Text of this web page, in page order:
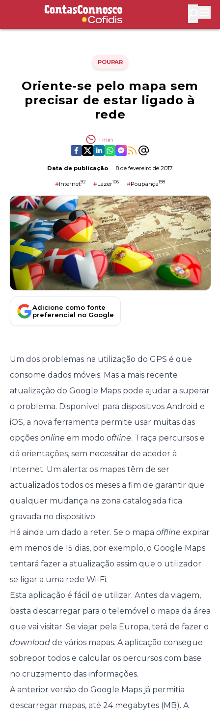
Contas Connosco by Cofidis
POUPAR
Oriente-se pelo mapa sem
precisar de estar ligado à
rede
1 min
Data de publicação 8 de fevereiro de 2017
#Internet92 #Lazer106 #Poupança198
Adicione como fonte
preferencial no Google
Um dos problemas na utilização do GPS é que
consome dados móveis. Mas a mais recente
atualização do Google Maps pode ajudar a superar
o problema. Disponível para dispositivos Android e
iOS, a nova ferramenta permite usar muitas das
opções online em modo offline. Traça percursos e
dá orientações, sem necessitar de aceder à
Internet. Um alerta: os mapas têm de ser
actualizados todos os meses a fim de garantir que
qualquer mudança na zona catalogada fica
gravada no dispositivo.
Há ainda um dado a reter. Se o mapa offline expirar
em menos de 15 dias, por exemplo, o Google Maps
tentará fazer a atualização assim que o utilizador
se ligar a uma rede Wi-Fi.
Esta aplicação é fácil de utilizar. Antes da viagem,
basta descarregar para o telemóvel o mapa da área
que vai visitar. Se viajar pela Europa, terá de fazer o
downloadde vários mapas. A aplicação consegue
sobrepor todos e calcular os percursos com base
no cruzamento das informações.
A anterior versão do Google Maps já permitia
descarregar mapas, até 24 megabytes (MB). A